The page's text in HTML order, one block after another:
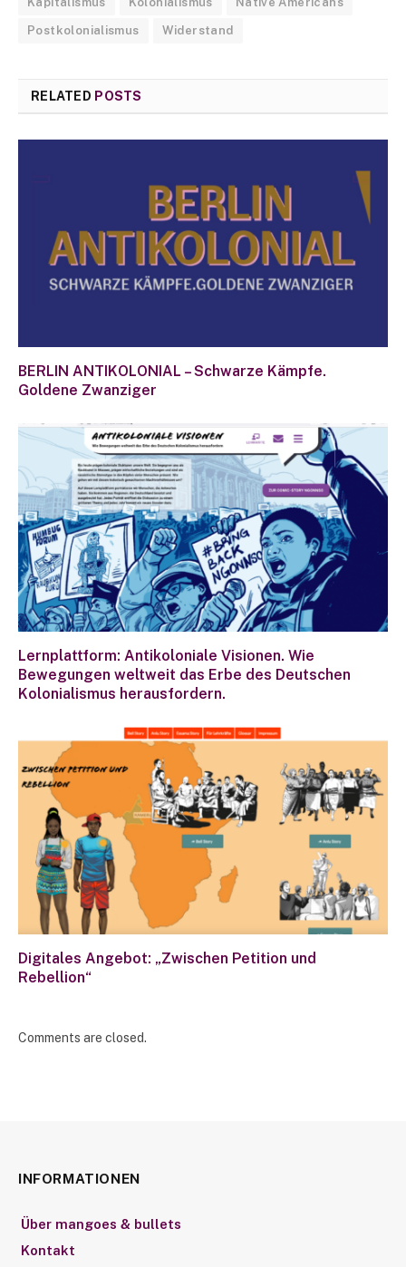
Postkolonialismus Widerstand
RELATED POSTS
BERLIN ANTIKOLONIAL – Schwarze Kämpfe.
Goldene Zwanziger
Lernplattform: Antikoloniale Visionen. Wie
Bewegungen weltweit das Erbe des Deutschen
Kolonialismus herausfordern.
Digitales Angebot: „Zwischen Petition und
Rebellion“
Comments are closed.
INFORMATIONEN
Über mangoes & bullets
Kontakt